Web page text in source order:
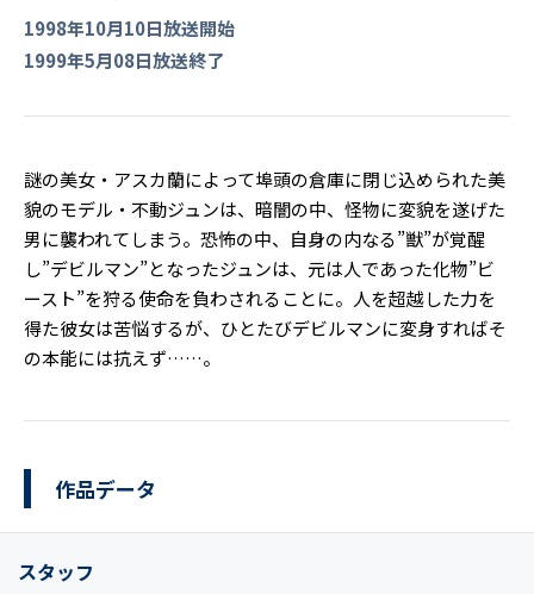
1998年10月10日放送開始
1999年5月08日放送終了
謎の美女・アスカ蘭によって埠頭の倉庫に閉じ込められた美
貌のモデル・不動ジュンは、暗闇の中、怪物に変貌を遂げた
男に襲われてしまう。恐怖の中、自身の内なる”獣”が覚醒
し”デビルマン”となったジュンは、元は人であった化物”ビ
ースト”を狩る使命を負わされることに。人を超越した力を
得た彼女は苦悩するが、ひとたびデビルマンに変身すればそ
の本能には抗えず……。
作品データ
スタッフ